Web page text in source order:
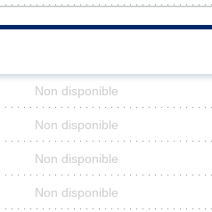
Non disponible
Non disponible
Non disponible
Non disponible